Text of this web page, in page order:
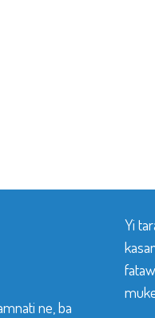
ne, ba
Yi